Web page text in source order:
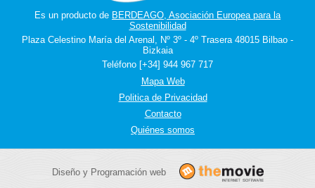
Es un producto de BERDEAGO, Asociación Europea para la
Sostenibilidad
Plaza Celestino María del Arenal, Nº 3º - 4º Trasera 48015 Bilbao -
Bizkaia
Teléfono [+34] 944 967 717
Mapa Web
Politica de Privacidad
Contacto
Quiénes somos
Diseño y Programación web